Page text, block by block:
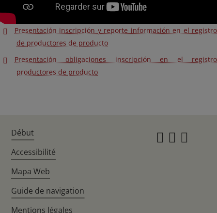
Presentación inscripción y reporte información en el registro
de productores de producto
Presentación obligaciones inscripción en el registro
productores de producto
Début
Accessibilité
Mapa Web
Guide de navigation
Mentions légales